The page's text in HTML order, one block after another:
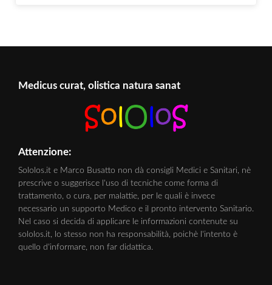
Medicus curat, olistica natura sanat
Attenzione:
Sololos.it e Marco Busatto non dà consigli Medici e Sanitari, nè
prescrive o suggerisce l'uso di tecniche come forma di
trattamento, o cura, per malattie, per le quali è invece
necessario un supporto Medico e il pronto intervento Sanitario.
Nel caso si decida di applicare le informazioni contenute su
sololos.it, lo stesso non ha responsabilità, poichè l'intento è
quello d'informare, non far didattica.